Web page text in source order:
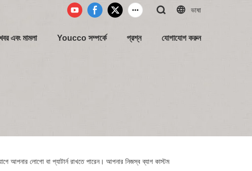
ভাষা
এবং মামলা Youcco সম্পর্কে প্রশ্ন যোগাযোগ করুন
লোগো বা প্যাটার্ন রাখতে পারেন। আপনার নিজস্ব ব্যাগ কাস্টম